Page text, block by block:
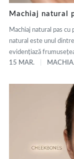
Machiaj natural
Machiaj natural pas
natural este unul
evidențiază
15 MAR.